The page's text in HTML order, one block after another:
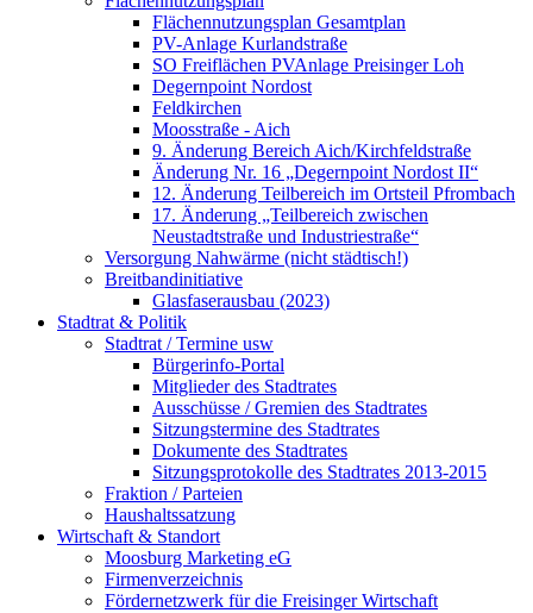
Flächennutzungsplan Gesamtplan
PV-Anlage Kurlandstraße
SO Freiflächen PV­Anlage Preisinger Loh
Degernpoint Nordost
Feldkirchen
Moosstraße - Aich
9. Änderung Bereich Aich/Kirchfeldstraße
Änderung Nr. 16 „Degernpoint Nordost II“
12. Änderung Teilbereich im Ortsteil Pfrombach
17. Änderung „Teilbereich zwischen
Neustadtstraße und Industriestraße“
Versorgung Nahwärme (nicht städtisch!)
Breitbandinitiative
Glasfaserausbau (2023)
Stadtrat & Politik
Stadtrat / Termine usw
Bürgerinfo-Portal
Mitglieder des Stadtrates
Ausschüsse / Gremien des Stadtrates
Sitzungstermine des Stadtrates
Dokumente des Stadtrates
Sitzungsprotokolle des Stadtrates 2013-2015
Fraktion / Parteien
Haushaltssatzung
Wirtschaft & Standort
Moosburg Marketing eG
Firmenverzeichnis
Fördernetzwerk für die Freisinger Wirtschaft